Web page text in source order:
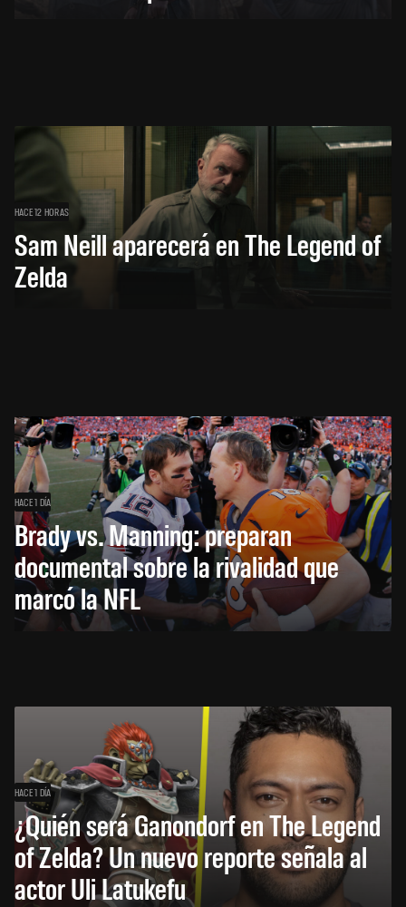
HACE 12 HORAS
Sam Neill aparecerá en The Legend of
Zelda
HACE 1 DÍA
Brady vs. Manning: preparan
documental sobre la rivalidad que
marcó la NFL
HACE 1 DÍA
¿Quién será Ganondorf en The Legend
of Zelda? Un nuevo reporte señala al
actor Uli Latukefu